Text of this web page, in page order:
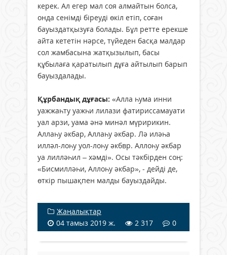
керек. Ал егер мал соя алмайтын болса,
онда сенімді біреуді өкіл етіп, соған
бауыздатқызуға болады. Бұл ретте ерекше
айта кететін нәрсе, түйеден басқа малдар
сол жамбасына жатқызылып, басы
құбылаға қаратылып дұға айтылып барып
бауыздалады.
Құрбандық дұғасы: «Алла һума инни
уажжаһту уажһи лилази фатириссамауати
уал арзи, уама әнә минәл мүририкин.
Аллаһу әкбар, Аллаһу әкбар. Лә иләһа
илләл-лоһу уол-лоһу әкбвр. Аллоһу әкбар
уа лилләһил – хәмді». Осы тәкбірден соң:
«Бисмилләһи, Аллоһу әкбар», - дейді де,
өткір пышақпен малды бауыздайды.
Жаңалықтар
04 тамыз 2019 ж.
2 317 0